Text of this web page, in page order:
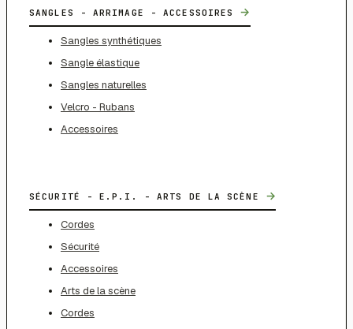
SANGLES - ARRIMAGE - ACCESSOIRES →
Sangles synthétiques
Sangle élastique
Sangles naturelles
Velcro - Rubans
Accessoires
SÉCURITÉ - E.P.I. - ARTS DE LA SCÈNE →
Cordes
Sécurité
Accessoires
Arts de la scène
Cordes